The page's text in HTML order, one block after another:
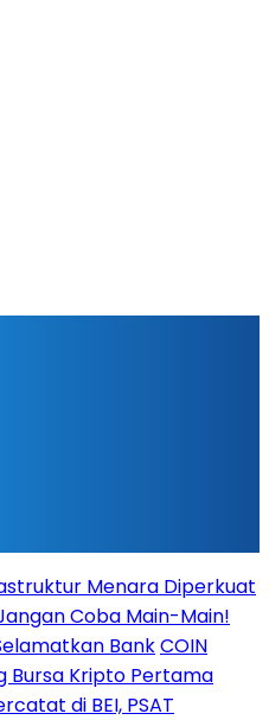
Menara Diperkuat
Coba Main-Main!
BankCOIN
Bursa Kripto Pertama
di BEI, PSAT